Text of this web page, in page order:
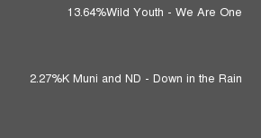
Wild Youth - We Are One
13.64%
K Muni and ND - Down in the Rain
2.27%